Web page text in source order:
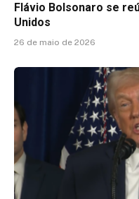
Flávio Bolsonaro se
Unidos
26 de maio de 2026